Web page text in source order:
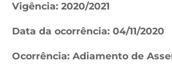
Vigência: 2020/2021
Data da ocorrência: 04/11/2020
Ocorrência: Adiamento de